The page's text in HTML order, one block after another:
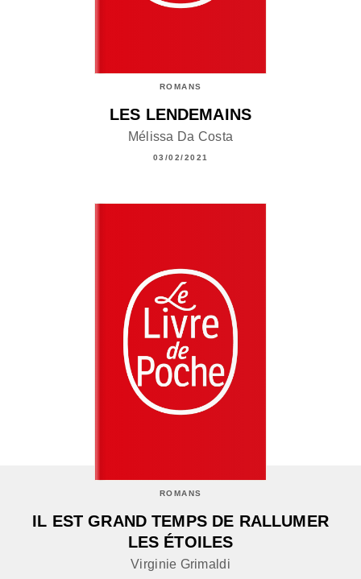
ROMANS
LES LENDEMAINS
Mélissa Da Costa
03/02/2021
ROMANS
IL EST GRAND TEMPS DE RALLUMER
LES ÉTOILES
Virginie Grimaldi